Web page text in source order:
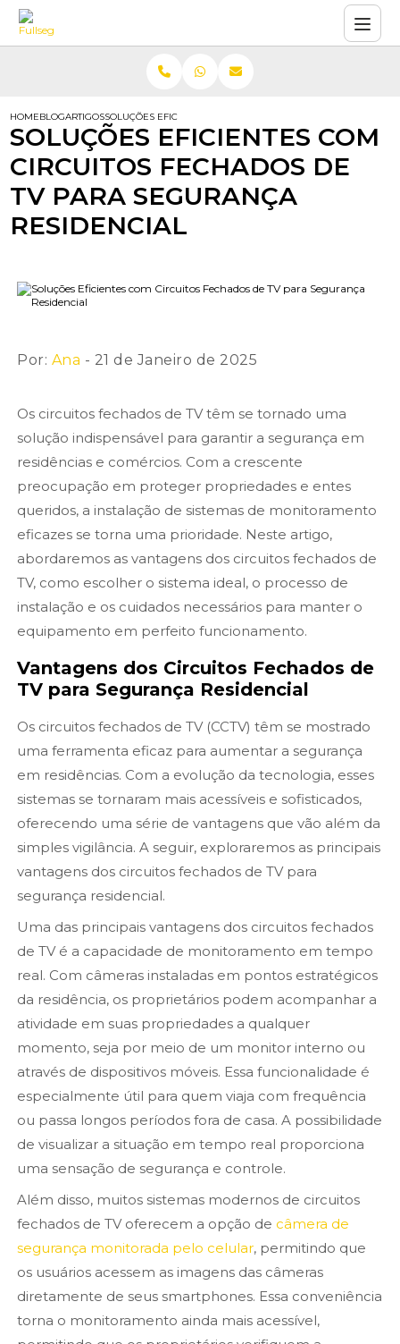
HOMEBLOGARTIGOSSOLUÇÕES EFICIENTES COM CIRCUITOS FECHADOS DE TV
SOLUÇÕES EFICIENTES COM
CIRCUITOS FECHADOS DE
TV PARA SEGURANÇA
RESIDENCIAL
Por: Ana - 21 de Janeiro de 2025
Os circuitos fechados de TV têm se tornado uma
solução indispensável para garantir a segurança em
residências e comércios. Com a crescente
preocupação em proteger propriedades e entes
queridos, a instalação de sistemas de monitoramento
eficazes se torna uma prioridade. Neste artigo,
abordaremos as vantagens dos circuitos fechados de
TV, como escolher o sistema ideal, o processo de
instalação e os cuidados necessários para manter o
equipamento em perfeito funcionamento.
Vantagens dos Circuitos Fechados de
TV para Segurança Residencial
Os circuitos fechados de TV (CCTV) têm se mostrado
uma ferramenta eficaz para aumentar a segurança
em residências. Com a evolução da tecnologia, esses
sistemas se tornaram mais acessíveis e sofisticados,
oferecendo uma série de vantagens que vão além da
simples vigilância. A seguir, exploraremos as principais
vantagens dos circuitos fechados de TV para
segurança residencial.
Uma das principais vantagens dos circuitos fechados
de TV é a capacidade de monitoramento em tempo
real. Com câmeras instaladas em pontos estratégicos
da residência, os proprietários podem acompanhar a
atividade em suas propriedades a qualquer
momento, seja por meio de um monitor interno ou
através de dispositivos móveis. Essa funcionalidade é
especialmente útil para quem viaja com frequência
ou passa longos períodos fora de casa. A possibilidade
de visualizar a situação em tempo real proporciona
uma sensação de segurança e controle.
Além disso, muitos sistemas modernos de circuitos
fechados de TV oferecem a opção de câmera de
segurança monitorada pelo celular, permitindo que
os usuários acessem as imagens das câmeras
diretamente de seus smartphones. Essa conveniência
torna o monitoramento ainda mais acessível,